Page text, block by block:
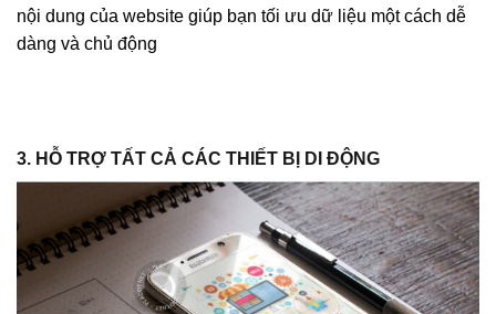
nội dung của website giúp bạn tối ưu dữ liệu một cách dễ
dàng và chủ động
3. HỖ TRỢ TẤT CẢ CÁC THIẾT BỊ DI ĐỘNG